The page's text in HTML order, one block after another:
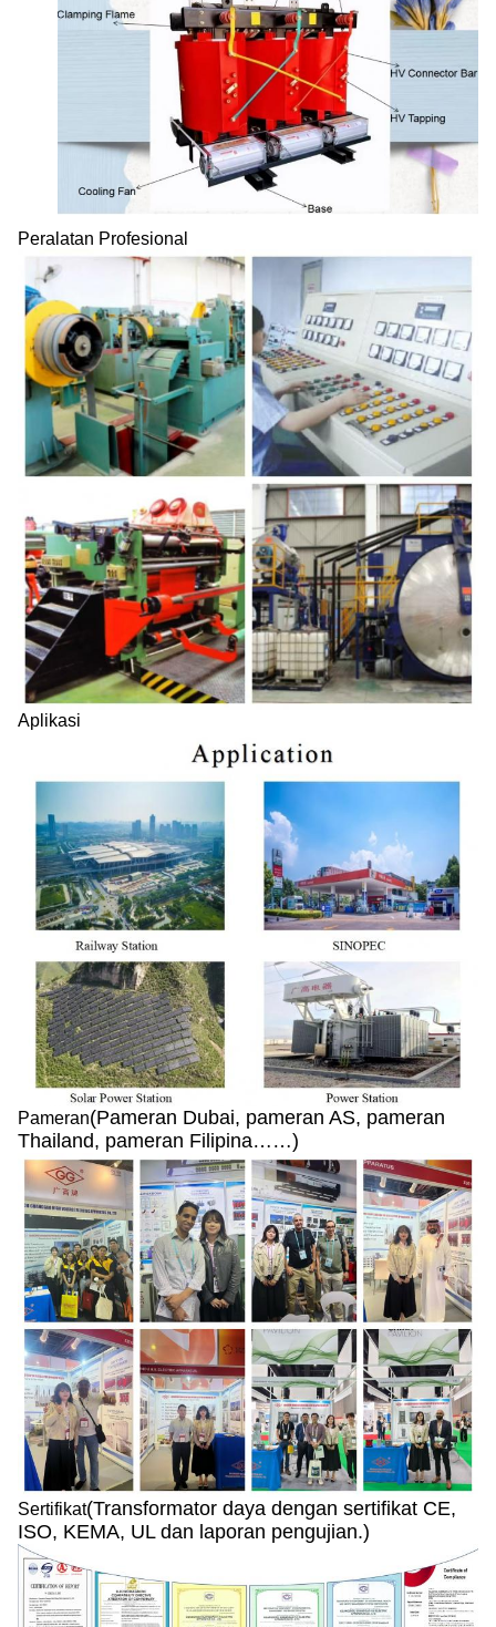
Peralatan Profesional
Aplikasi
Pameran(Pameran Dubai, pameran AS, pameran
Thailand, pameran Filipina……)
Sertifikat(Transformator daya dengan sertifikat CE,
ISO, KEMA, UL dan laporan pengujian.)